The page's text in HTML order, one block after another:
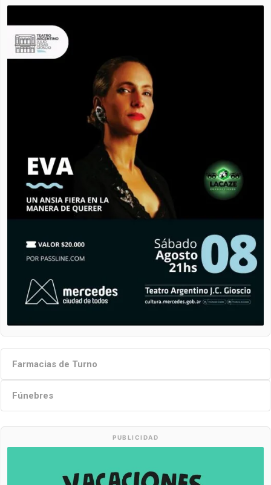
Farmacias de Turno
Fúnebres
PUBLICIDAD